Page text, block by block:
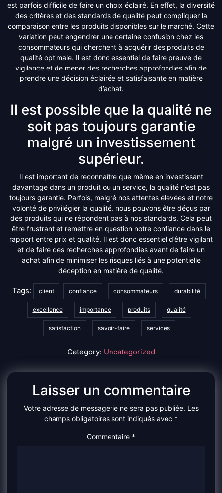
est parfois difficile de faire un choix éclairé. En effet, la diversité
des critères et des standards de qualité peut compliquer la
comparaison entre les produits disponibles sur le marché. Cette
variation peut engendrer une certaine confusion chez les
consommateurs qui cherchent à acquérir des produits de
qualité optimale. Il est donc essentiel de faire preuve de
vigilance et de mener des recherches approfondies afin de
prendre une décision éclairée et satisfaisante en matière
d’achat.
Il est possible que la qualité ne
soit pas toujours garantie
malgré un investissement
supérieur.
Il est important de reconnaître que même en investissant
davantage dans un produit ou un service, la qualité n’est pas
toujours garantie. Parfois, malgré nos attentes élevées et notre
volonté de privilégier la qualité, nous pouvons être déçus par
des produits qui ne répondent pas à nos standards. Cela peut
être frustrant et remettre en question notre confiance dans le
rapport entre prix et qualité. Il est donc essentiel d’être vigilant
et de faire des recherches approfondies avant de faire un
achat afin de minimiser les risques liés à une potentielle
déception en matière de qualité.
Tags: client confiance consommateurs durabilité
excellence importance produits qualité
satisfaction savoir-faire services
Category: Uncategorized
Laisser un commentaire
Votre adresse de messagerie ne sera pas publiée. Les
champs obligatoires sont indiqués avec *
Commentaire *